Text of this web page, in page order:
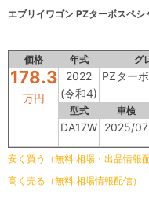
エブリイワゴン PZターボスペ
価格 年式 グ
178.3
万円
2022
(令和4)
PZター
型式 車検
DA17W 2025/07
安く買う（無料 相場・出品情報配
高く売る（無料 相場情報配信）